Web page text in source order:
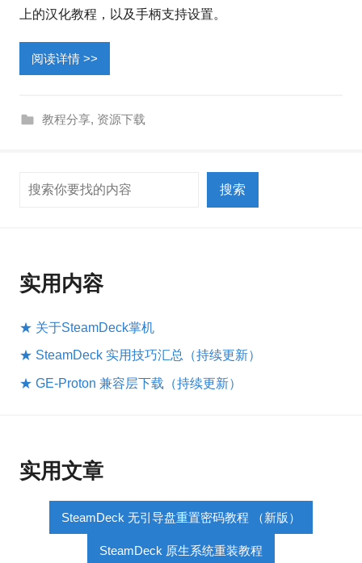
上的汉化教程，以及手柄支持设置。
阅读详情 >>
教程分享, 资源下载
搜索
搜索
实用内容
★ 关于SteamDeck掌机
★ SteamDeck 实用技巧汇总（持续更新）
★ GE-Proton 兼容层下载（持续更新）
实用文章
SteamDeck 无引导盘重置密码教程 （新版）
SteamDeck 原生系统重装教程